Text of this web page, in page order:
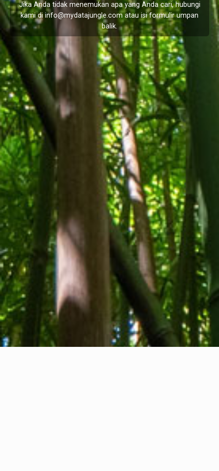
Jika Anda tidak menemukan apa yang Anda cari, hubungi
kami diinfo@mydatajungle.comatau isi formulirumpan
balik